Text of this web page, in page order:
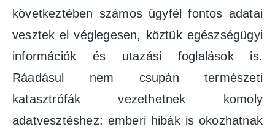
következtében számos ügyfél fontos adatai
vesztek el véglegesen, köztük egészségügyi
információk és utazási foglalások is.
Ráadásul nem csupán természeti
katasztrófák vezethetnek komoly
adatvesztéshez: emberi hibák is okozhatnak